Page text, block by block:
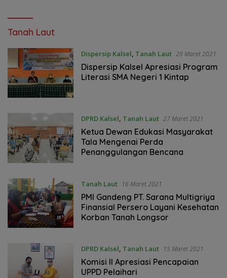
Tanah Laut
Dispersip Kalsel, Tanah Laut 29 Maret 2021
Dispersip Kalsel Apresiasi Program
Literasi SMA Negeri 1 Kintap
DPRD Kalsel, Tanah Laut 27 Maret 2021
Ketua Dewan Edukasi Masyarakat
Tala Mengenai Perda
Penanggulangan Bencana
Tanah Laut 16 Maret 2021
PMI Gandeng PT. Sarana Multigriya
Finansial Persero Layani Kesehatan
Korban Tanah Longsor
DPRD Kalsel, Tanah Laut 15 Maret 2021
Komisi II Apresiasi Pencapaian
UPPD Pelaihari